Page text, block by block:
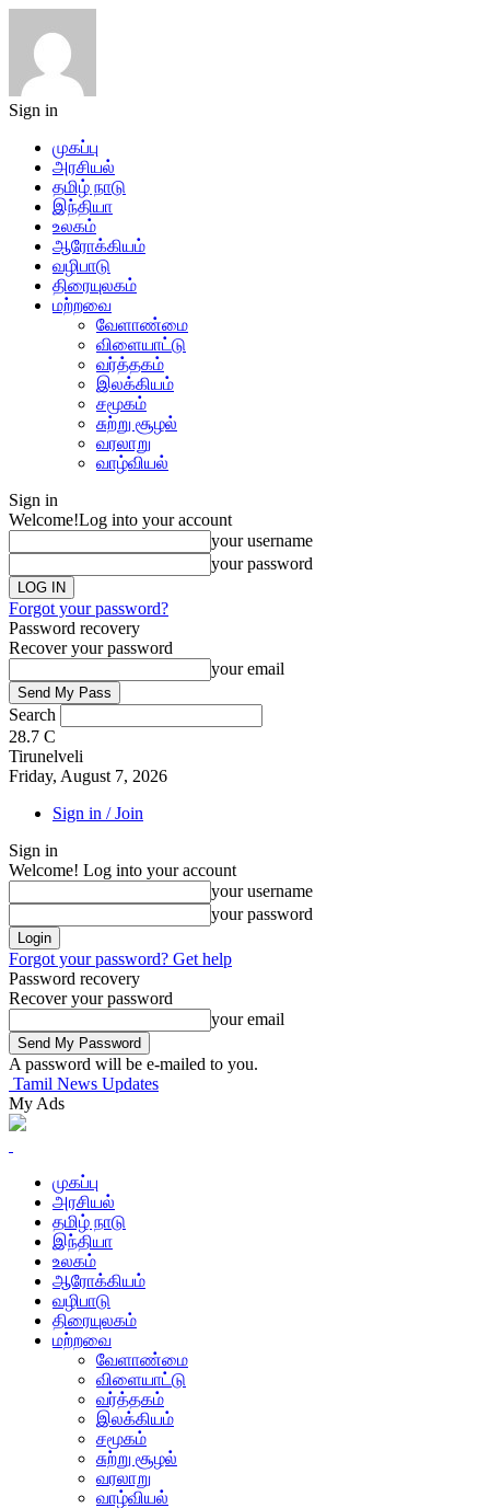
Sign in
முகப்பு
அரசியல்
தமிழ் நாடு
இந்தியா
உலகம்
ஆரோக்கியம்
வழிபாடு
திரையுலகம்
மற்றவை
வேளாண்மை
விளையாட்டு
வர்த்தகம்
இலக்கியம்
சமூகம்
சுற்று சூழல்
வரலாறு
வாழ்வியல்
Sign in
Welcome!Log into your account
your username
your password
Forgot your password?
Password recovery
Recover your password
your email
Search
28.7 C
Tirunelveli
Friday, August 7, 2026
Sign in / Join
Sign in
Welcome! Log into your account
your username
your password
Forgot your password? Get help
Password recovery
Recover your password
your email
A password will be e-mailed to you.
Tamil News Updates
My Ads
முகப்பு
அரசியல்
தமிழ் நாடு
இந்தியா
உலகம்
ஆரோக்கியம்
வழிபாடு
திரையுலகம்
மற்றவை
வேளாண்மை
விளையாட்டு
வர்த்தகம்
இலக்கியம்
சமூகம்
சுற்று சூழல்
வரலாறு
வாழ்வியல்